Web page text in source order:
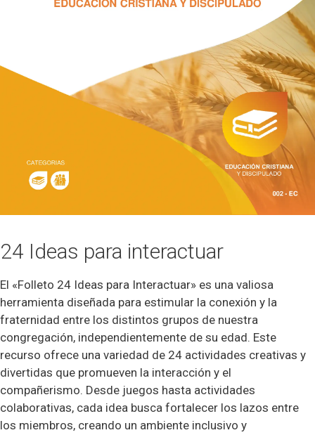
24 Ideas para interactuar
El «Folleto 24 Ideas para Interactuar» es una valiosa
herramienta diseñada para estimular la conexión y la
fraternidad entre los distintos grupos de nuestra
congregación, independientemente de su edad. Este
recurso ofrece una variedad de 24 actividades creativas y
divertidas que promueven la interacción y el
compañerismo. Desde juegos hasta actividades
colaborativas, cada idea busca fortalecer los lazos entre
los miembros, creando un ambiente inclusivo y